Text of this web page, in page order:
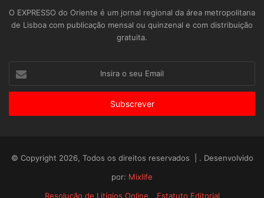
O EXPRESSO do Oriente é um jornal regional da área metropolitana
de Lisboa com publicação mensal ou quinzenal e com distribuição
gratuita.
seu
© Copyright 2026, Todos os direitos reservados | . Desenvolvido
por: Mixlife
Resolução de Litígios Online
Estatuto Editorial